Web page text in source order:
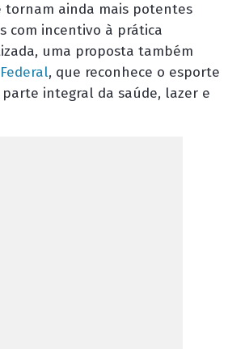
tornam ainda mais potentes
com incentivo à prática
uma proposta também
, que reconhece o esporte
integral da saúde, lazer e